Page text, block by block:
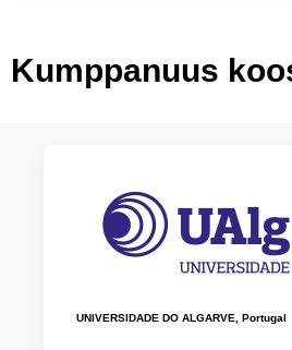
Kumppanuus
UNIVERSIDADE DO ALGARVE, Portugal